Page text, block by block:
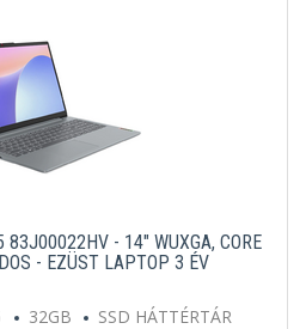
83J00022HV - 14" WUXGA, CORE
- EZÜST LAPTOP 3 ÉV
32GB
SSD HÁTTÉRTÁR